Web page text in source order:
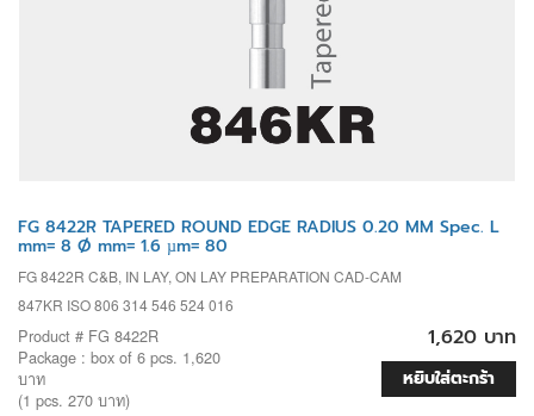
FG 8422R TAPERED ROUND EDGE RADIUS 0.20 MM Spec. L
mm= 8 Ø mm= 1.6 µm= 80
FG 8422R C&B, IN LAY, ON LAY PREPARATION CAD-CAM
847KR ISO 806 314 546 524 016
Product # FG 8422R
Package : box of 6 pcs. 1,620
บาท
(1 pcs. 270 บาท)
1,620 บาท
หยิบใส่ตะกร้า